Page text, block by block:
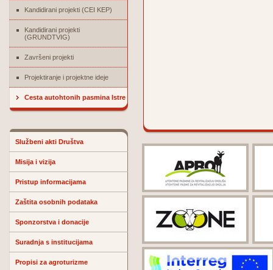
Kandidirani projekti (CEI KEP)
Kandidirani projekti
(GRUNDTVIG)
Završeni projekti
Projektiranje i projektne ideje
Cesta autohtonih pasmina Istre
Službeni akti Društva
Misija i vizija
Pristup informacijama
Zaštita osobnih podataka
Sponzorstva i donacije
Suradnja s institucijama
Propisi za agroturizme